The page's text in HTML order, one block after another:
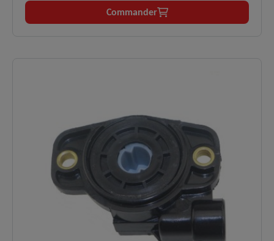
essence Renault 1.6 16V (K4M), 1.8 16V (F4P) et 2.0 16V
(F4R).
moteur allumé.
Applications
Renault Clio II/III, Mégane I/II, Scénic
I/II, Laguna I/II, Espace III/IV,
Kangoo, Trafic II, Logan, Sandero,
Thalia.
LogistiqueEn stock, expédition immédiate,
livraison express 48h.
Commander